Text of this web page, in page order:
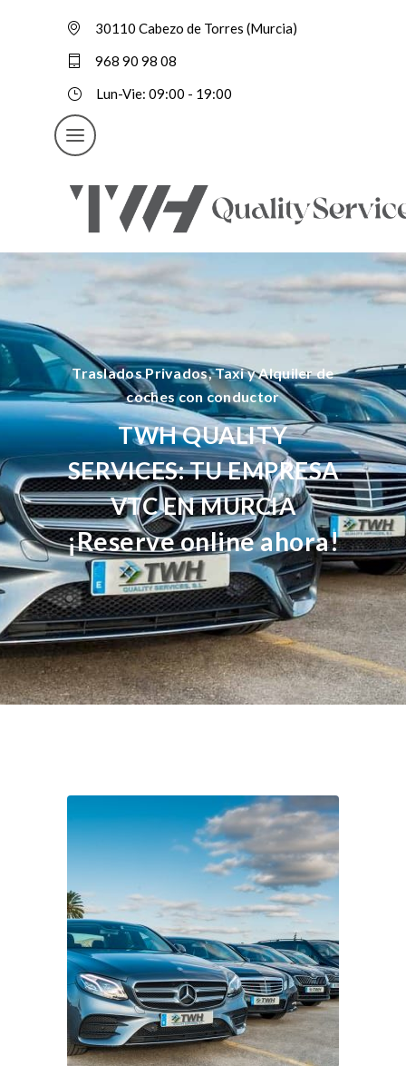
30110 Cabezo de Torres (Murcia)
968 90 98 08
Lun-Vie: 09:00 - 19:00
Traslados Privados, Taxi y Alquiler de
coches con conductor
TWH QUALITY
SERVICES: TU EMPRESA
VTC EN MURCIA
¡Reserve online ahora!